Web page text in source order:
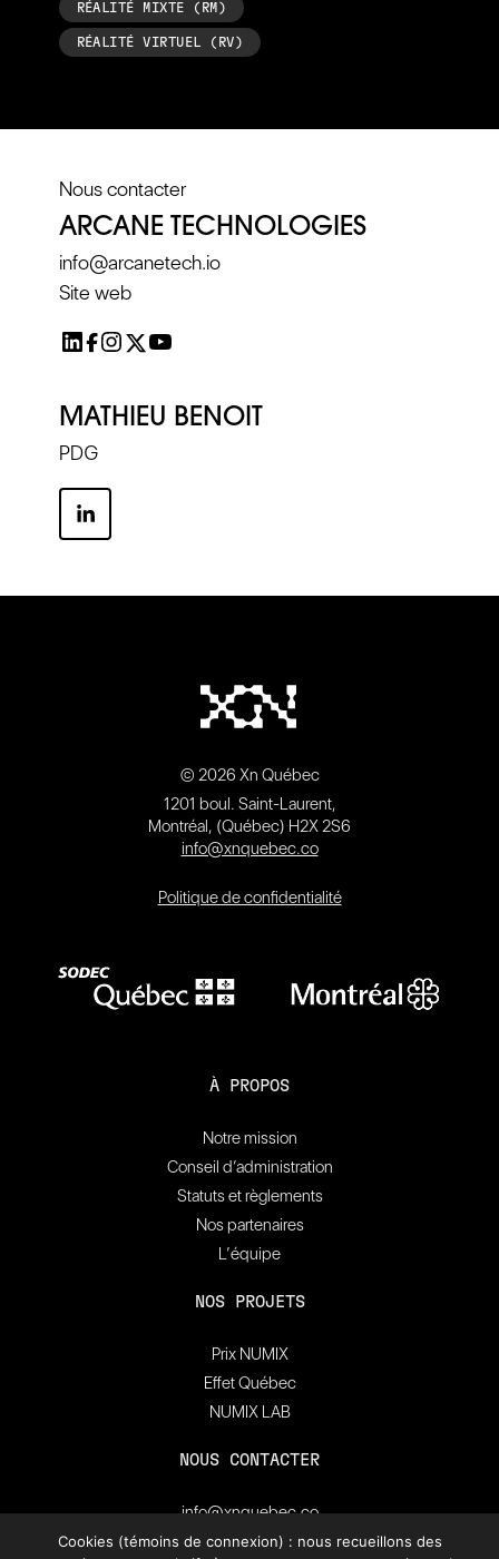
RÉALITÉ MIXTE (RM)
RÉALITÉ VIRTUEL (RV)
Nous contacter
ARCANE TECHNOLOGIES
info@arcanetech.io
Site web
MATHIEU BENOIT
PDG
© 2026 Xn Québec
1201 boul. Saint-Laurent,
Montréal, (Québec) H2X 2S6
info@xnquebec.co
Politique de confidentialité
À PROPOS
Notre mission
Conseil d’administration
Statuts et règlements
Nos partenaires
L’équipe
NOS PROJETS
Prix NUMIX
Effet Québec
NUMIX LAB
NOUS CONTACTER
info@xnquebec.co
Salle de presse
Cookies (témoins de connexion) : nous recueillons des